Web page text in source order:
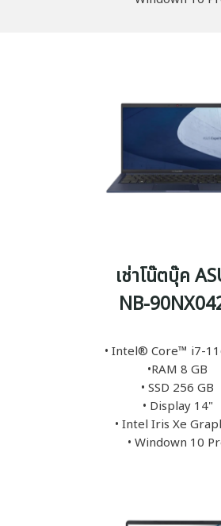
เช่าโน๊ตบุ๊ค
NB-
• Intel® Core™ i7-
•RAM 8 GB
• SSD 256 GB
• Display 14"
• Intel Iris Xe
• Windown 10